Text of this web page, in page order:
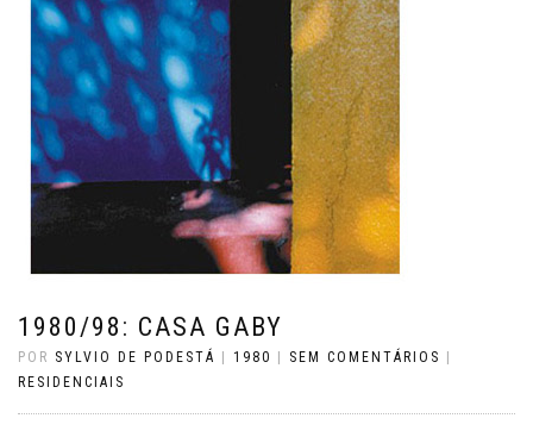
1980/98: CASA GABY
POR SYLVIO DE PODESTÁ 1980 SEM COMENTÁRIOS
RESIDENCIAIS